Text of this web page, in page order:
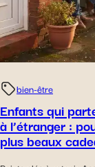
bien-être
Enfants qui
à l’étranger :
plus beaux